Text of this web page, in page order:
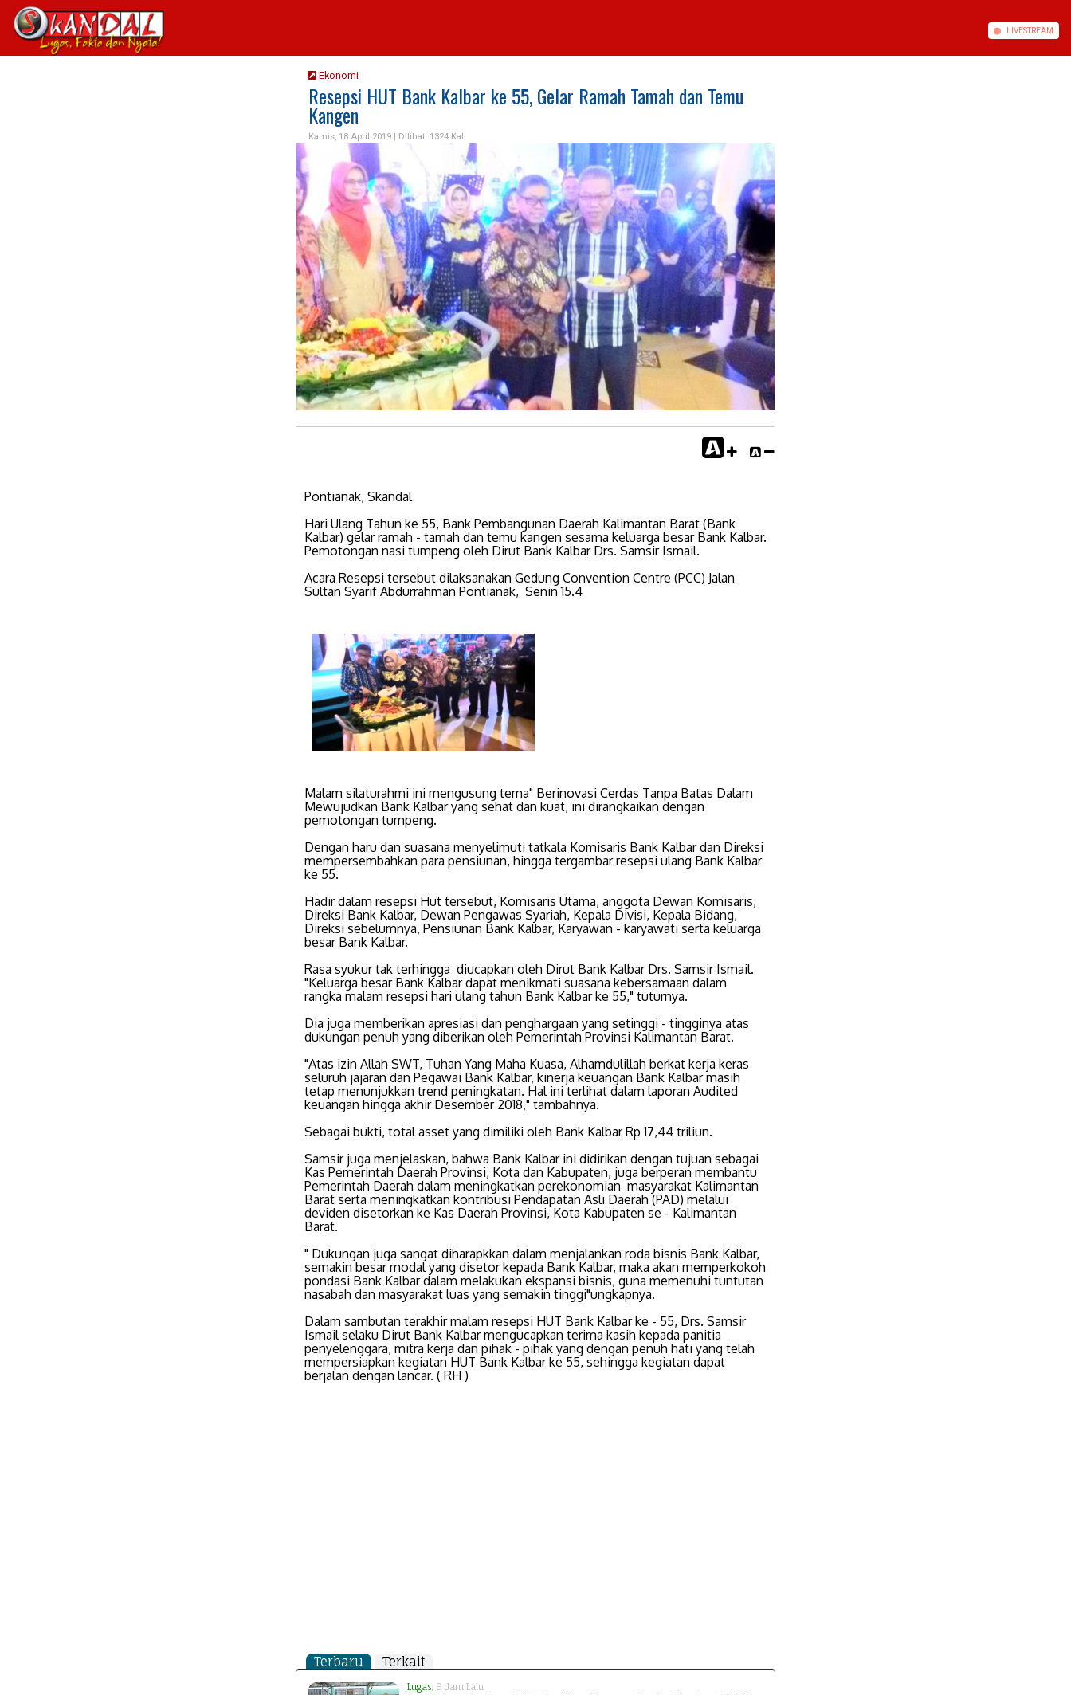
LIVESTREAM
Ekonomi
Resepsi HUT Bank Kalbar ke 55, Gelar Ramah Tamah dan Temu
Kangen
Kamis, 18 April 2019 | Dilihat: 1324 Kali
Pontianak, Skandal
Hari Ulang Tahun ke 55, Bank Pembangunan Daerah Kalimantan Barat (Bank
Kalbar) gelar ramah - tamah dan temu kangen sesama keluarga besar Bank Kalbar.
Pemotongan nasi tumpeng oleh Dirut Bank Kalbar Drs. Samsir Ismail.
Acara Resepsi tersebut dilaksanakan Gedung Convention Centre (PCC) Jalan
Sultan Syarif Abdurrahman Pontianak, Senin 15.4
Malam silaturahmi ini mengusung tema" Berinovasi Cerdas Tanpa Batas Dalam
Mewujudkan Bank Kalbar yang sehat dan kuat, ini dirangkaikan dengan
pemotongan tumpeng.
Dengan haru dan suasana menyelimuti tatkala Komisaris Bank Kalbar dan Direksi
mempersembahkan para pensiunan, hingga tergambar resepsi ulang Bank Kalbar
ke 55.
Hadir dalam resepsi Hut tersebut, Komisaris Utama, anggota Dewan Komisaris,
Direksi Bank Kalbar, Dewan Pengawas Syariah, Kepala Divisi, Kepala Bidang,
Direksi sebelumnya, Pensiunan Bank Kalbar, Karyawan - karyawati serta keluarga
besar Bank Kalbar.
Rasa syukur tak terhingga diucapkan oleh Dirut Bank Kalbar Drs. Samsir Ismail.
"Keluarga besar Bank Kalbar dapat menikmati suasana kebersamaan dalam
rangka malam resepsi hari ulang tahun Bank Kalbar ke 55," tuturnya.
Dia juga memberikan apresiasi dan penghargaan yang setinggi - tingginya atas
dukungan penuh yang diberikan oleh Pemerintah Provinsi Kalimantan Barat.
"Atas izin Allah SWT, Tuhan Yang Maha Kuasa, Alhamdulillah berkat kerja keras
seluruh jajaran dan Pegawai Bank Kalbar, kinerja keuangan Bank Kalbar masih
tetap menunjukkan trend peningkatan. Hal ini terlihat dalam laporan Audited
keuangan hingga akhir Desember 2018," tambahnya.
Sebagai bukti, total asset yang dimiliki oleh Bank Kalbar Rp 17,44 triliun.
Samsir juga menjelaskan, bahwa Bank Kalbar ini didirikan dengan tujuan sebagai
Kas Pemerintah Daerah Provinsi, Kota dan Kabupaten, juga berperan membantu
Pemerintah Daerah dalam meningkatkan perekonomian masyarakat Kalimantan
Barat serta meningkatkan kontribusi Pendapatan Asli Daerah (PAD) melalui
deviden disetorkan ke Kas Daerah Provinsi, Kota Kabupaten se - Kalimantan
Barat.
" Dukungan juga sangat diharapkkan dalam menjalankan roda bisnis Bank Kalbar,
semakin besar modal yang disetor kepada Bank Kalbar, maka akan memperkokoh
pondasi Bank Kalbar dalam melakukan ekspansi bisnis, guna memenuhi tuntutan
nasabah dan masyarakat luas yang semakin tinggi"ungkapnya.
Dalam sambutan terakhir malam resepsi HUT Bank Kalbar ke - 55, Drs. Samsir
Ismail selaku Dirut Bank Kalbar mengucapkan terima kasih kepada panitia
penyelenggara, mitra kerja dan pihak - pihak yang dengan penuh hati yang telah
mempersiapkan kegiatan HUT Bank Kalbar ke 55, sehingga kegiatan dapat
berjalan dengan lancar. ( RH )
Terbaru Terkait
Lugas, 9 Jam Lalu